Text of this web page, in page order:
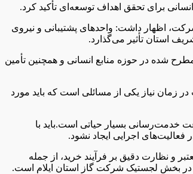
برای تحقق اهداف توسعه‌ای تأکید کرد.
اظهار داشت: واحدهای پشتیبانی و نیروی
استان تأثیر می‌گذارد.
شده در حوزه منابع انسانی و همچنین تأمین
در زمان نیاز یکی از مسائلی است که باید مورد
خدمت‌رسانی بسیار حیاتی است.باید با
اجرایی ایجاد نشود.
و نظارت دقیق بر فرآیند خرید، از جمله
در بخش لجستیک شرکت گاز استان ایلام است.